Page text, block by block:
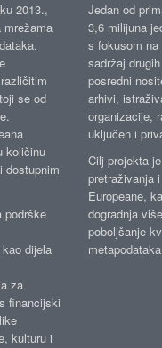
2013.,
mrežama
se od
količinu
dostupnim
podrške
dijela
za
financijski
kulturu i
Jedan od
3,6 milijuna
s fokusom
sadržaj
posredni
arhivi,
organizacije,
uključen i
Cilj projekta
pretraživanja
Europeane,
dogradnja
poboljšanje